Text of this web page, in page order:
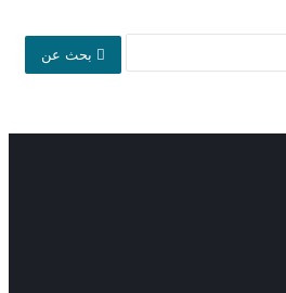
بحث عن